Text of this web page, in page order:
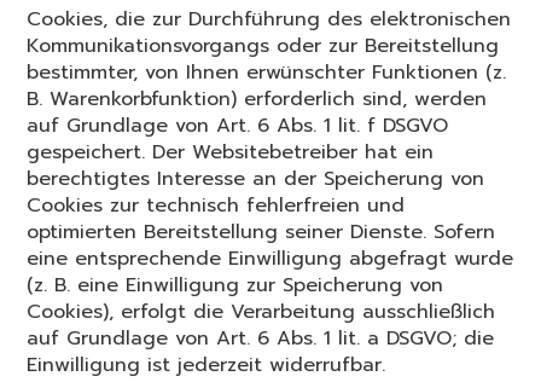
Cookies, die zur Durchführung des elektronischen
Kommunikationsvorgangs oder zur Bereitstellung
bestimmter, von Ihnen erwünschter Funktionen (z.
B. Warenkorbfunktion) erforderlich sind, werden
auf Grundlage von Art. 6 Abs. 1 lit. f DSGVO
gespeichert. Der Websitebetreiber hat ein
berechtigtes Interesse an der Speicherung von
Cookies zur technisch fehlerfreien und
optimierten Bereitstellung seiner Dienste. Sofern
eine entsprechende Einwilligung abgefragt wurde
(z. B. eine Einwilligung zur Speicherung von
Cookies), erfolgt die Verarbeitung ausschließlich
auf Grundlage von Art. 6 Abs. 1 lit. a DSGVO; die
Einwilligung ist jederzeit widerrufbar.